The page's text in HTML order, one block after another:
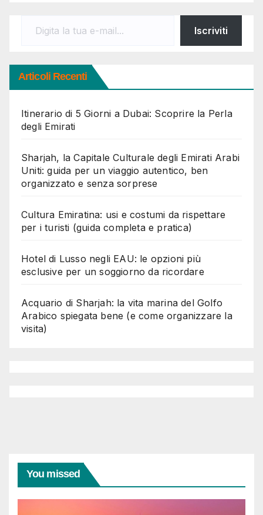
Iscriviti
Articoli Recenti
Itinerario di 5 Giorni a Dubai: Scoprire la Perla
degli Emirati
Sharjah, la Capitale Culturale degli Emirati Arabi
Uniti: guida per un viaggio autentico, ben
organizzato e senza sorprese
Cultura Emiratina: usi e costumi da rispettare
per i turisti (guida completa e pratica)
Hotel di Lusso negli EAU: le opzioni più
esclusive per un soggiorno da ricordare
Acquario di Sharjah: la vita marina del Golfo
Arabico spiegata bene (e come organizzare la
visita)
You missed